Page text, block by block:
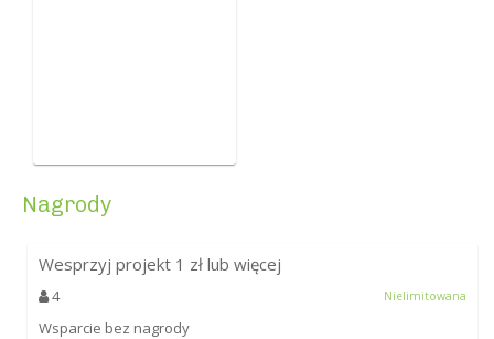
Nagrody
Wesprzyj projekt 1 zł lub więcej
4 Nielimitowana
Wsparcie bez nagrody